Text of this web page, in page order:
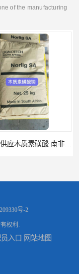
of the manufacturing
工业聚 低价净水剂
号-2
权利.
入口 网站地图